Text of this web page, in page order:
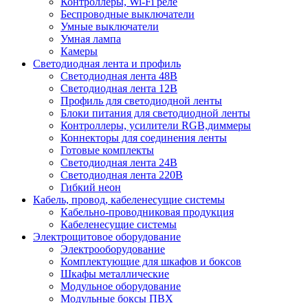
Беспроводные выключатели
Умные выключатели
Умная лампа
Камеры
Светодиодная лента и профиль
Светодиодная лента 48В
Светодиодная лента 12В
Профиль для светодиодной ленты
Блоки питания для светодиодной ленты
Контроллеры, усилители RGB,диммеры
Коннекторы для соединения ленты
Готовые комплекты
Светодиодная лента 24В
Светодиодная лента 220В
Гибкий неон
Кабель, провод, кабеленесущие системы
Кабельно-проводниковая продукция
Кабеленесущие системы
Электрощитовое оборудование
Электрооборудование
Комплектующие для шкафов и боксов
Шкафы металлические
Модульное оборудование
Модульные боксы ПВХ